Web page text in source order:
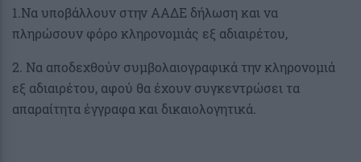
1.Να υποβάλλουν στην ΑΑΔΕ δήλωση και να
πληρώσουν φόρο κληρονομιάς εξ αδιαιρέτου,
2. Να αποδεχθούν συμβολαιογραφικά την κληρονομιά
εξ αδιαιρέτου, αφού θα έχουν συγκεντρώσει τα
απαραίτητα έγγραφα και δικαιολογητικά.